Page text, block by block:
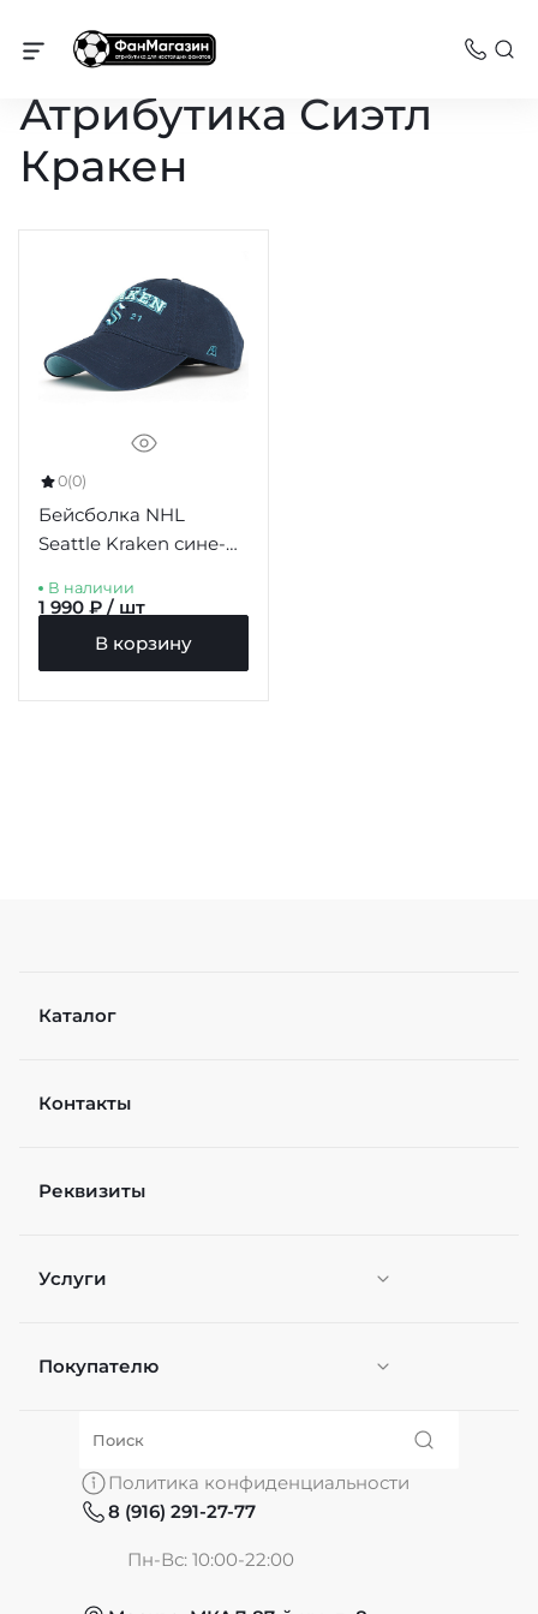
НХЛ
Атрибутика Сиэтл
Кракен
0(0)
Бейсболка NHL
Seattle Kraken сине-
В наличии
1 990 ₽ / шт
В корзину
Каталог
Контакты
Реквизиты
Услуги
Персонификация
Покупателю
О нас
Политика конфиденциальности
8 (916) 291-27-77
Пн-Вс: 10:00-22:00